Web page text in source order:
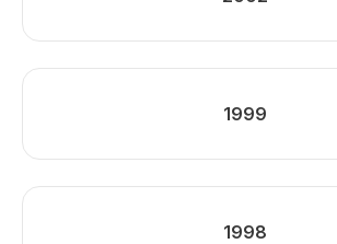
1999
1998